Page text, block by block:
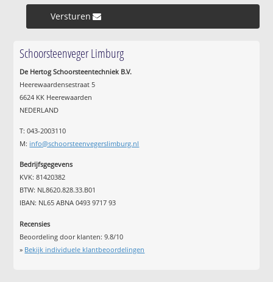
Versturen »
Schoorsteenveger Limburg
De Hertog Schoorsteentechniek B.V.
Heerewaardensestraat 5
6624 KK Heerewaarden
NEDERLAND
T: 043-2003110
M: info@schoorsteenvegerslimburg.nl
Bedrijfsgegevens
KVK: 81420382
BTW: NL8620.828.33.B01
IBAN: NL65 ABNA 0493 9717 93
Recensies
Beoordeling door klanten:9.8/10
» Bekijk individuele klantbeoordelingen